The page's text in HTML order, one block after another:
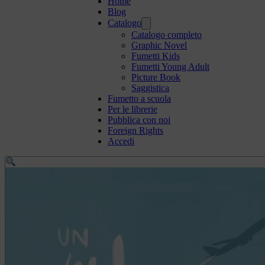
Blog
Catalogo
Catalogo completo
Graphic Novel
Fumetti Kids
Fumetti Young Adult
Picture Book
Saggistica
Fumetto a scuola
Per le librerie
Pubblica con noi
Foreign Rights
Accedi